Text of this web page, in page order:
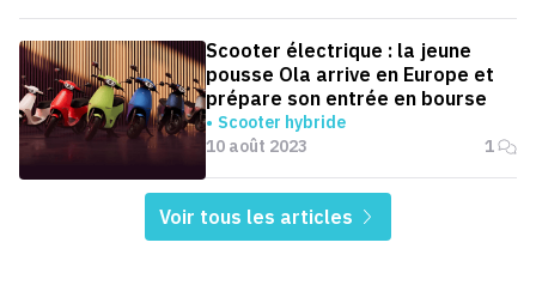
Scooter électrique : la jeune
pousse Ola arrive en Europe et
prépare son entrée en bourse
Scooter hybride
10 août 2023
1
Voir tous les articles